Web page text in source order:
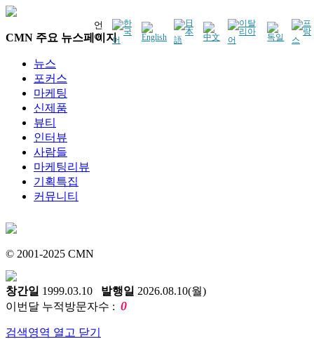
언
어
CMN 주요 뉴스페이지
뉴스
포커스
마케팅
신제품
뷰티
인터뷰
사람들
마케팅리뷰
기획특집
커뮤니티
© 2001-2025 CMN
창간일 1999.03.10 발행일 2026.08.10(월)
이번달 누적방문자수 : 0
검색영역 열고 닫기